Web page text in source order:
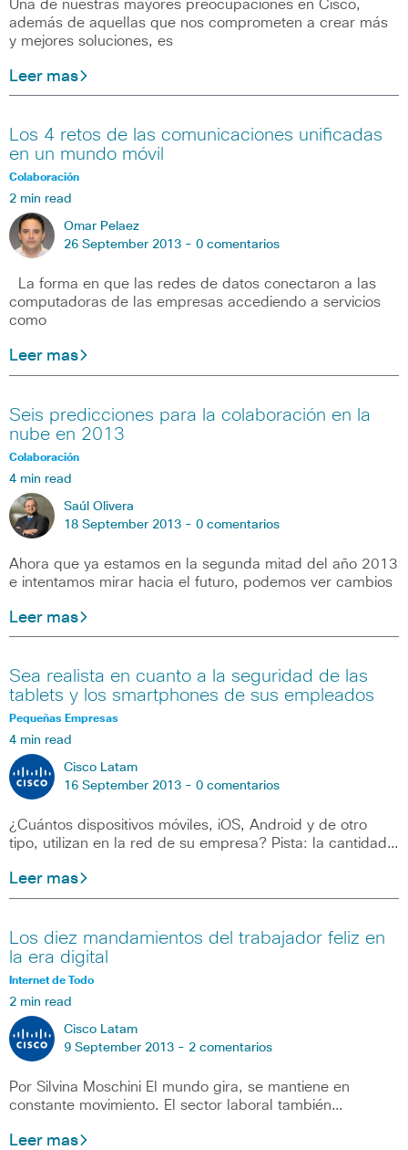
Una de nuestras mayores preocupaciones en Cisco,
además de aquellas que nos comprometen a crear más
y mejores soluciones, es
Leer mas
Los 4 retos de las comunicaciones unificadas
en un mundo móvil
Colaboración
2 min read
Omar Pelaez
26 September 2013 - 0 comentarios
La forma en que las redes de datos conectaron a las
computadoras de las empresas accediendo a servicios
como
Leer mas
Seis predicciones para la colaboración en la
nube en 2013
Colaboración
4 min read
Saúl Olivera
18 September 2013 - 0 comentarios
Ahora que ya estamos en la segunda mitad del año 2013
e intentamos mirar hacia el futuro, podemos ver cambios
Leer mas
Sea realista en cuanto a la seguridad de las
tablets y los smartphones de sus empleados
Pequeñas Empresas
4 min read
Cisco Latam
16 September 2013 - 0 comentarios
¿Cuántos dispositivos móviles, iOS, Android y de otro
tipo, utilizan en la red de su empresa? Pista: la cantidad…
Leer mas
Los diez mandamientos del trabajador feliz en
la era digital
Internet de Todo
2 min read
Cisco Latam
9 September 2013 - 2 comentarios
Por Silvina Moschini El mundo gira, se mantiene en
constante movimiento. El sector laboral también…
Leer mas